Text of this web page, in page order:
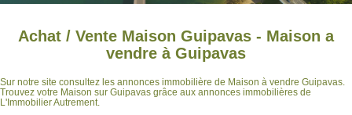
Achat / Vente Maison Guipavas - Maison a
vendre à Guipavas
Sur notre site consultez les annonces immobilière de Maison à vendre Guipavas.
Trouvez votre Maison sur Guipavas grâce aux annonces immobilières de
L'Immobilier Autrement.